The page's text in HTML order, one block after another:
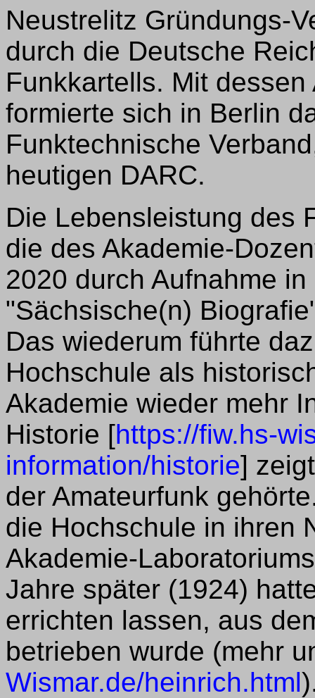
Neustrelitz Gründungs-
durch die Deutsche
Funkkartells. Mit
formierte sich in Berlin
Funktechnische
heutigen DARC.
Die Lebensleistung des
die des Akademie-
2020 durch Aufnahme
"Sächsische(n)
Das wiederum führte
Hochschule als
Akademie wieder mehr
Historie [https://fiw.hs-
information/historie]
der Amateurfunk
die Hochschule in ihren
Akademie-
Jahre später (1924)
errichten lassen, aus
betrieben wurde (mehr
Wismar.de/heinrich.html